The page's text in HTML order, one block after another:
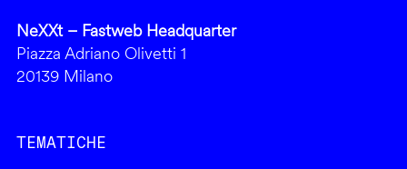
NeXXt – Fastweb Headquarter
Piazza Adriano Olivetti 1
20139 Milano
TEMATICHE